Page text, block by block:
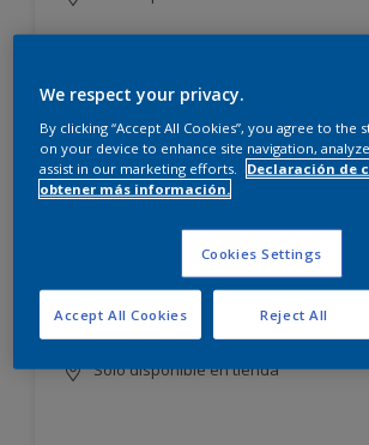
Incamax
Blanco más durable
Sólo disponible en tienda
We respect your privacy.
By clicking “Accept All Cookies”, you agree to the
on your device to enhance site navigation,
assist in our marketing efforts.
Declaración de
obtener más información.
Cookies Settings
Reject All
Accept All Cookies